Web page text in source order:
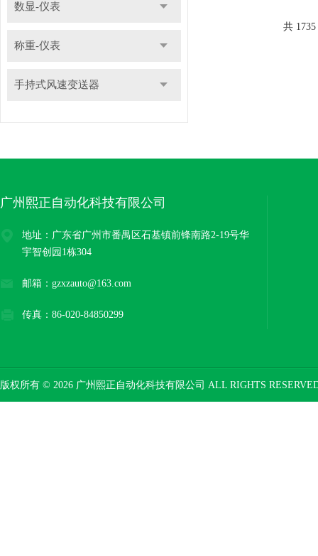
数显-仪表
称重-仪表
手持式风速变送器
共
广州熙正自动化科技有限公司
地址：广东省广州市番禺区石基镇前锋南路2-19号华
宇智创园1栋304
邮箱：gzxzauto@163.com
传真：86-020-84850299
版权所有 © 2026 广州熙正自动化科技有限公司 ALL RIGHTS